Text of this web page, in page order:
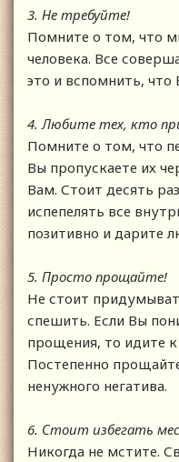
3. Не требуйте!
Помните о том, что
человека. Все
это и вспомнить,
4. Любите тех, кто
Помните о том, что
Вы пропускаете их
Вам. Стоит десять
испепелять все
позитивно и дарите
5. Просто прощайте!
Не стоит
спешить. Если Вы
прощения, то идите
Постепенно
ненужного негатива.
6. Стоит избегать
Никогда не мстите.